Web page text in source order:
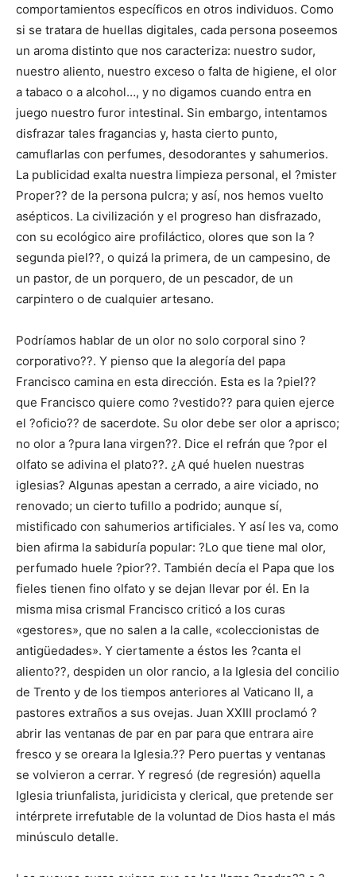
comportamientos específicos en otros individuos. Como
si se tratara de huellas digitales, cada persona poseemos
un aroma distinto que nos caracteriza: nuestro sudor,
nuestro aliento, nuestro exceso o falta de higiene, el olor
a tabaco o a alcohol…, y no digamos cuando entra en
juego nuestro furor intestinal. Sin embargo, intentamos
disfrazar tales fragancias y, hasta cierto punto,
camuflarlas con perfumes, desodorantes y sahumerios.
La publicidad exalta nuestra limpieza personal, el ?mister
Proper?? de la persona pulcra; y así, nos hemos vuelto
asépticos. La civilización y el progreso han disfrazado,
con su ecológico aire profiláctico, olores que son la ?
segunda piel??, o quizá la primera, de un campesino, de
un pastor, de un porquero, de un pescador, de un
carpintero o de cualquier artesano.
Podríamos hablar de un olor no solo corporal sino ?
corporativo??. Y pienso que la alegoría del papa
Francisco camina en esta dirección. Esta es la ?piel??
que Francisco quiere como ?vestido?? para quien ejerce
el ?oficio?? de sacerdote. Su olor debe ser olor a aprisco;
no olor a ?pura lana virgen??. Dice el refrán que ?por el
olfato se adivina el plato??. ¿A qué huelen nuestras
iglesias? Algunas apestan a cerrado, a aire viciado, no
renovado; un cierto tufillo a podrido; aunque sí,
mistificado con sahumerios artificiales. Y así les va, como
bien afirma la sabiduría popular: ?Lo que tiene mal olor,
perfumado huele ?pior??. También decía el Papa que los
fieles tienen fino olfato y se dejan llevar por él. En la
misma misa crismal Francisco criticó a los curas
«gestores», que no salen a la calle, «coleccionistas de
antigüedades». Y ciertamente a éstos les ?canta el
aliento??, despiden un olor rancio, a la Iglesia del concilio
de Trento y de los tiempos anteriores al Vaticano II, a
pastores extraños a sus ovejas. Juan XXIII proclamó ?
abrir las ventanas de par en par para que entrara aire
fresco y se oreara la Iglesia.?? Pero puertas y ventanas
se volvieron a cerrar. Y regresó (de regresión) aquella
Iglesia triunfalista, juridicista y clerical, que pretende ser
intérprete irrefutable de la voluntad de Dios hasta el más
minúsculo detalle.